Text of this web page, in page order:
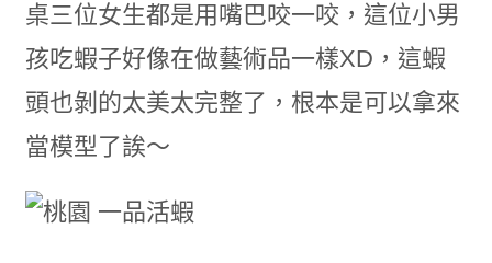
桌三位女生都是用嘴巴咬一咬，這位小男
孩吃蝦子好像在做藝術品一樣XD，這蝦
頭也剝的太美太完整了，根本是可以拿來
當模型了誒～